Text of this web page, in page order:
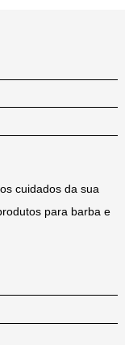
cuidados da sua
para barba e